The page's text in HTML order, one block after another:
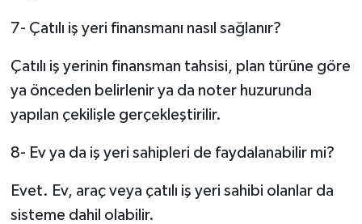
7- Çatılı iş yeri finansmanı nasıl sağlanır?
Çatılı iş yerinin finansman tahsisi, plan türüne göre
ya önceden belirlenir ya da noter huzurunda
yapılan çekilişle gerçekleştirilir.
8- Ev ya da iş yeri sahipleri de faydalanabilir mi?
Evet. Ev, araç veya çatılı iş yeri sahibi olanlar da
sisteme dahil olabilir.